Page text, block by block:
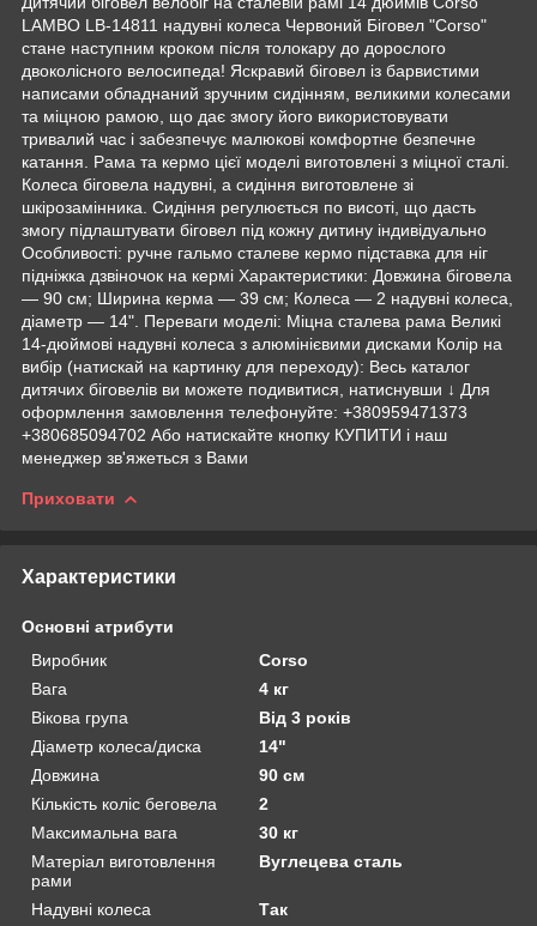
LAMBO LB-14811 надувні колеса Червоний Біговел "Corso"
стане наступним кроком після толокару до дорослого
двоколісного велосипеда! Яскравий біговел із барвистими
написами обладнаний зручним сидінням, великими колесами
та міцною рамою, що дає змогу його використовувати
тривалий час і забезпечує малюкові комфортне безпечне
катання. Рама та кермо цієї моделі виготовлені з міцної сталі.
Колеса біговела надувні, а сидіння виготовлене зі
шкірозамінника. Сидіння регулюється по висоті, що дасть
змогу підлаштувати біговел під кожну дитину індивідуально
Особливості: ручне гальмо сталеве кермо підставка для ніг
підніжка дзвіночок на кермі Характеристики: Довжина біговела
— 90 см; Ширина керма — 39 см; Колеса — 2 надувні колеса,
діаметр — 14". Переваги моделі: Міцна сталева рама Великі
14-дюймові надувні колеса з алюмінієвими дисками Колір на
вибір (натискай на картинку для переходу): Весь каталог
дитячих біговелів ви можете подивитися, натиснувши ↓ Для
оформлення замовлення телефонуйте: +380959471373
+380685094702 Або натискайте кнопку КУПИТИ і наш
менеджер зв'яжеться з Вами
Приховати
Характеристики
Основні атрибути
Виробник
Corso
Вага
4 кг
Вікова група
Від 3 років
Діаметр колеса/диска
14"
Довжина
90 см
Кількість коліс беговела
2
Максимальна вага
30 кг
Матеріал виготовлення
рами
Вуглецева сталь
Надувні колеса
Так